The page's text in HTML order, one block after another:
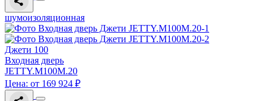
шумоизоляционная
Джети 100
Входная дверь
JETTY.M100M.20
Цена: от 169 924 ₽